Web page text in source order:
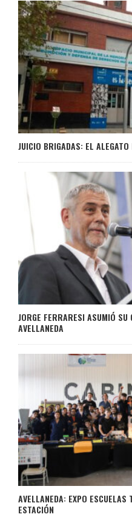
JUICIO BRIGADAS: EL
JORGE FERRARESI ASUMIÓ SU
AVELLANEDA
AVELLANEDA: EXPO
ESTACIÓN